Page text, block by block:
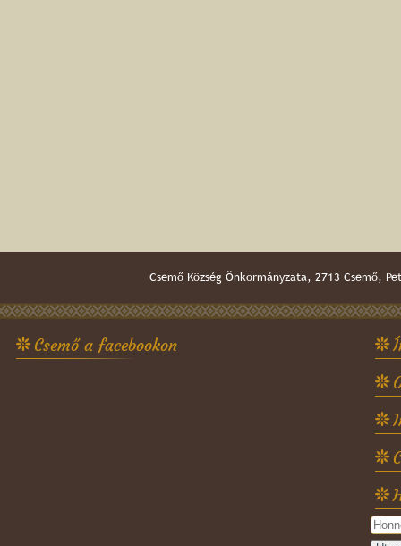
Csemő Község Önkormányzata, 2713
Csemő a facebookon